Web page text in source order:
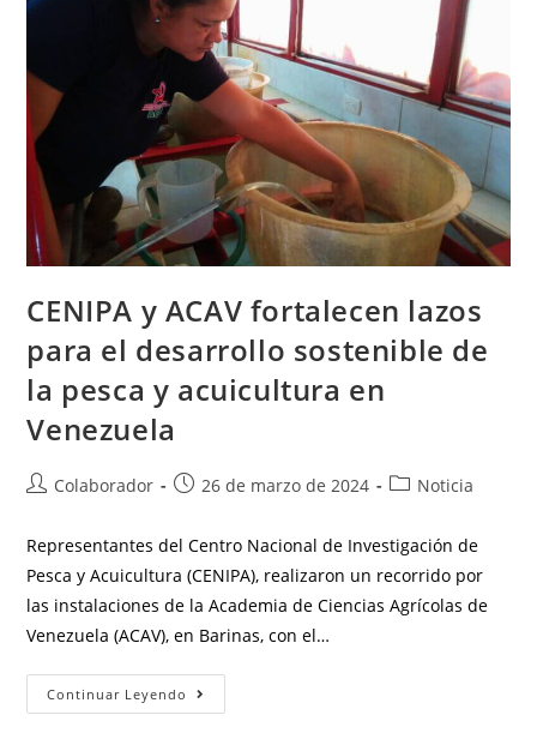
CENIPA y ACAV fortalecen lazos
para el desarrollo sostenible de
la pesca y acuicultura en
Venezuela
Colaborador 26 de marzo de 2024 Noticia
Representantes del Centro Nacional de Investigación de
Pesca y Acuicultura (CENIPA), realizaron un recorrido por
las instalaciones de la Academia de Ciencias Agrícolas de
Venezuela (ACAV), en Barinas, con el…
Continuar Leyendo